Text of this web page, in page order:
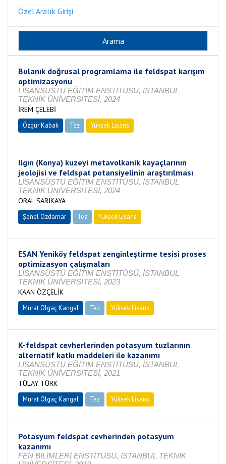
Özel Aralık Girişi
Bulanık doğrusal programlama ile feldspat karışım
optimizasyonu
LİSANSÜSTÜ EĞİTİM ENSTİTÜSÜ, İSTANBUL
TEKNİK ÜNİVERSİTESİ, 2024
İREM ÇELEBİ
Özgür Kabak Tez Yüksek Lisans
Ilgın (Konya) kuzeyi metavolkanik kayaçlarının
jeolojisi ve feldspat potansiyelinin araştırılması
LİSANSÜSTÜ EĞİTİM ENSTİTÜSÜ, İSTANBUL
TEKNİK ÜNİVERSİTESİ, 2024
ORAL SARIKAYA
Şenel Özdamar Tez Yüksek Lisans
ESAN Yeniköy feldspat zenginleştirme tesisi proses
optimizasyon çalışmaları
LİSANSÜSTÜ EĞİTİM ENSTİTÜSÜ, İSTANBUL
TEKNİK ÜNİVERSİTESİ, 2023
KAAN ÖZÇELİK
Murat Olgaç Kangal Tez Yüksek Lisans
K-feldspat cevherlerinden potasyum tuzlarının
alternatif katkı maddeleri ile kazanımı
LİSANSÜSTÜ EĞİTİM ENSTİTÜSÜ, İSTANBUL
TEKNİK ÜNİVERSİTESİ, 2021
TÜLAY TÜRK
Murat Olgaç Kangal Tez Yüksek Lisans
Potasyum feldspat cevherinden potasyum
kazanımı
FEN BİLİMLERİ ENSTİTÜSÜ, İSTANBUL TEKNİK